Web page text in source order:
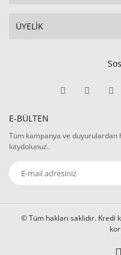
ÜYELİK
E-BÜLTEN
Tüm kampanya ve
kaydolunuz.
© Tüm hakları saklıdır. Kredi